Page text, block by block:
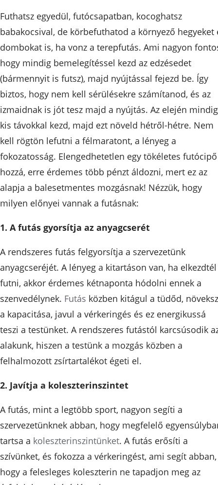
Futhatsz egyedül, futócsapatban, kocoghatsz
babakocsival, de körbefuthatod a környező hegyeket
dombokat is, ha vonz a terepfutás. Ami nagyon
hogy mindig bemelegítéssel kezd az edzésedet
(bármennyit is futsz), majd nyújtással fejezd be. Így
biztos, hogy nem kell sérülésekre számítanod, és az
izmaidnak is jót tesz majd a nyújtás. Az elején mindig
kis távokkal kezd, majd ezt növeld hétről-hétre. Nem
kell rögtön lefutni a félmaratont, a lényeg a
fokozatosság. Elengedhetetlen egy tökéletes
hozzá, erre érdemes több pénzt áldozni, mert ez az
alapja a balesetmentes mozgásnak! Nézzük, hogy
milyen előnyei vannak a futásnak:
1. A futás gyorsítja az anyagcserét
A rendszeres futás felgyorsítja a szervezetünk
anyagcseréjét. A lényeg a kitartáson van, ha elkezdtél
futni, akkor érdemes kétnaponta hódolni ennek a
szenvedélynek. Futás közben kitágul a tüdőd,
a kapacitása, javul a vérkeringés és ez energikussá
teszi a testünket. A rendszeres futástól karcsúsodik
alakunk, hiszen a testünk a mozgás közben a
felhalmozott zsírtartalékot égeti el.
2. Javítja a koleszterinszintet
A futás, mint a legtöbb sport, nagyon segíti a
szervezetünknek abban, hogy megfelelő
tartsa a koleszterinszintünket. A futás erősíti a
szívünket, és fokozza a vérkeringést, ami segít abban,
hogy a felesleges koleszterin ne tapadjon meg az